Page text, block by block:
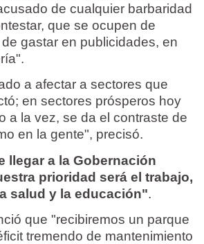
de cualquier barbaridad
que se ocupen de
gastar en publicidades, en
a afectar a sectores que
en sectores prósperos hoy
a la vez, se da el contraste de
en la gente", precisó.
llegar a la Gobernación
prioridad será el trabajo,
salud y la educación".
que "recibiremos un parque
tremendo de mantenimiento